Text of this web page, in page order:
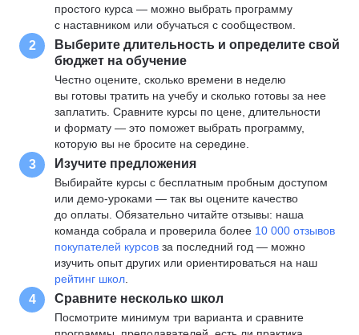
простого курса — можно выбрать программу
с наставником или обучаться с сообществом.
2
Выберите длительность и определите свой
бюджет на обучение
Честно оцените, сколько времени в неделю
вы готовы тратить на учебу и сколько готовы за нее
заплатить. Сравните курсы по цене, длительности
и формату — это поможет выбрать программу,
которую вы не бросите на середине.
3 Изучите предложения
Выбирайте курсы с бесплатным пробным доступом
или демо-уроками — так вы оцените качество
до оплаты. Обязательно читайте отзывы: наша
команда собрала и проверила более 10 000 отзывов
покупателей курсов за последний год — можно
изучить опыт других или ориентироваться на наш
рейтинг школ
4 Сравните несколько школ
Посмотрите минимум три варианта и сравните